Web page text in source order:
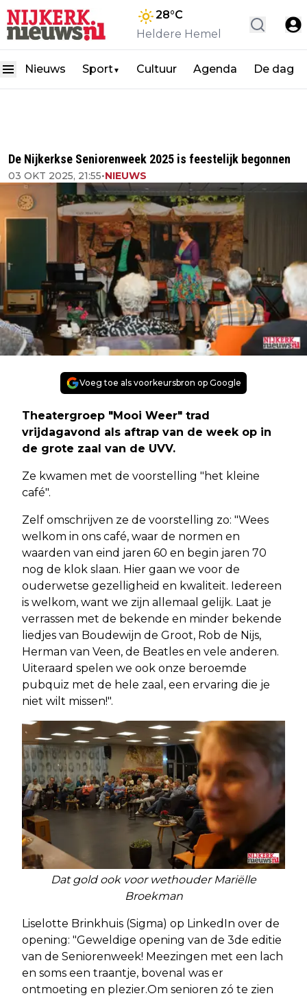
28°C
Heldere Hemel
Nieuws Sport▼ Cultuur Agenda De dag
De Nijkerkse Seniorenweek 2025 is feestelijk begonnen
03 OKT 2025, 21:55•NIEUWS
Voeg toe als voorkeursbron op Google
Theatergroep "Mooi Weer" trad
vrijdagavond als aftrap van de week op in
de grote zaal van de UVV.
Ze kwamen met de voorstelling "het kleine
café".
Zelf omschrijven ze de voorstelling zo: "Wees
welkom in ons café, waar de normen en
waarden van eind jaren 60 en begin jaren 70
nog de klok slaan. Hier gaan we voor de
ouderwetse gezelligheid en kwaliteit. Iedereen
is welkom, want we zijn allemaal gelijk. Laat je
verrassen met de bekende en minder bekende
liedjes van Boudewijn de Groot, Rob de Nijs,
Herman van Veen, de Beatles en vele anderen.
Uiteraard spelen we ook onze beroemde
pubquiz met de hele zaal, een ervaring die je
niet wilt missen!".
Dat gold ook voor wethouder Mariëlle
Broekman
Liselotte Brinkhuis (Sigma) op LinkedIn over de
opening: "Geweldige opening van de 3de editie
van de Seniorenweek! Meezingen met een lach
en soms een traantje, bovenal was er
ontmoeting en plezier.Om senioren zó te zien